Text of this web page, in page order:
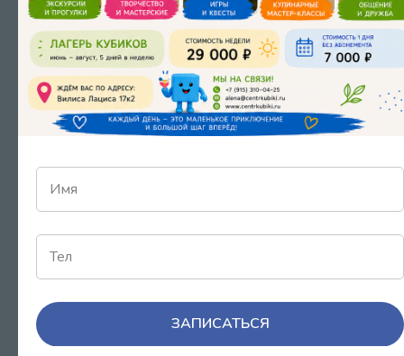
Что делать, если ребёнок убегает, не
реагирует на слова и «нельзя»?
Работаем ли мы с сенсорными
дефектолог, нейропсихолог?
Что будет на первой консультации и
что я получу на выходе?
ЗАПИСАТЬСЯ